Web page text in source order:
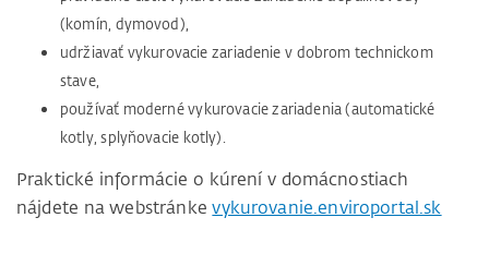
(komín, dymovod),
udržiavať vykurovacie zariadenie v dobrom technickom
stave,
používať moderné vykurovacie zariadenia (automatické
kotly, splyňovacie kotly).
Praktické informácie o kúrení v domácnostiach
nájdete na webstránkevykurovanie.enviroportal.sk